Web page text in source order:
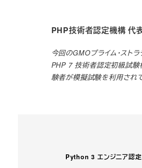
PHP技術者認定機構 代
今回のGMOプライム・ス
PHP 7 技術者認定初級試験
験者が模擬試験を利用され
Python 3 エンジニア認定